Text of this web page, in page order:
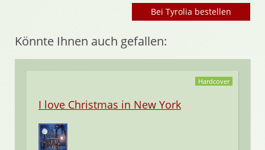
Bei Tyrolia bestellen
Könnte Ihnen auch gefallen:
Hardcover
I love Christmas in New York